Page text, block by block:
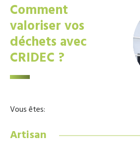
Comment
valoriser vos
déchets avec
CRIDEC ?
Vous êtes:
Artisan